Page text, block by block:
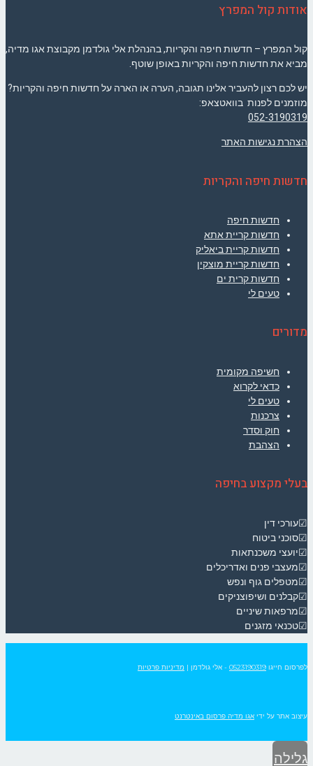
אודות קול המפרץ
קול המפרץ – חדשות חיפה והקריות, בהנהלת אלי גולדמן מקבוצת אגו מדיה,
מביא את חדשות חיפה והקריות באופן שוטף.
יש לכם רצון להעביר אלינו תגובה, הערה או הארה על חדשות חיפה והקריות?
מוזמנים לפנות בוואטצאפ:
052-3190319
הצהרת נגישות האתר
חדשות חיפה והקריות
חדשות חיפה
חדשות קריית אתא
חדשות קריית ביאליק
חדשות קריית מוצקין
חדשות קרית ים
טעים לי
מדורים
חשיפה מקומית
כדאי לקרוא
טעים לי
צרכנות
חוק וסדר
הצהבת
בעלי מקצוע בחיפה
☑עורכי דין
☑סוכני ביטוח
☑יועצי משכנתאות
☑מעצבי פנים ואדריכלים
☑מטפלים גוף ונפש
☑קבלנים ושיפוצניקים
☑מרפאות שיניים
☑טכנאי מזגנים
לפרסום חייגו 0523190319 - אלי גולדמן | מדיניות פרטיות
עיצוב אתר על ידי אגו מדיה פרסום באינטרנט
גלילה